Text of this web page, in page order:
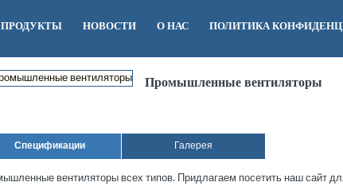
ПРОДУКТЫ НОВОСТИ O НАС ПОЛИТИКА
Промышленные вентиляторы
Спецификации Галерея
вентиляторы всех типов. Придлагаем посетить наш сайт